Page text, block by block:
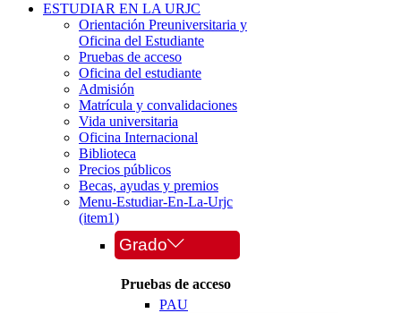
ESTUDIAR EN LA URJC
Orientación Preuniversitaria y
Oficina del Estudiante
Pruebas de acceso
Oficina del estudiante
Admisión
Matrícula y convalidaciones
Vida universitaria
Oficina Internacional
Biblioteca
Precios públicos
Becas, ayudas y premios
Menu-Estudiar-En-La-Urjc
(item1)
Grado
Pruebas de acceso
PAU